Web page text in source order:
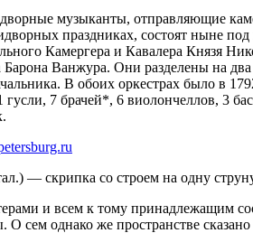
музыканты, отправляющие
праздниках, состоят ныне
Камергера и Кавалера Князя
Барона Ванжура. Они разделены на
В обоих оркестрах было в
гусли, 7 брачей*, 6 виолончеллов, 3
— скрипка со строем на одну
и всем к тому принадлежащим
О сем однако же пространстве